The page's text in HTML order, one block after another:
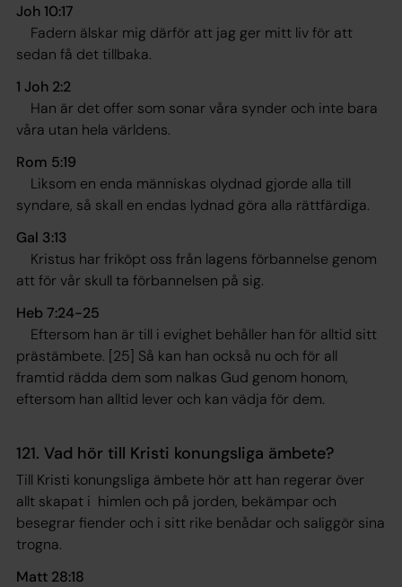
Joh 10:17
Fadern älskar mig därför att jag ger mitt liv för att
sedan få det tillbaka.
1 Joh 2:2
Han är det offer som sonar våra synder och inte bara
våra utan hela världens.
Rom 5:19
Liksom en enda människas olydnad gjorde alla till
syndare, så skall en endas lydnad göra alla rättfärdiga.
Gal 3:13
Kristus har friköpt oss från lagens förbannelse genom
att för vår skull ta förbannelsen på sig.
Heb 7:24-25
Eftersom han är till i evighet behåller han för alltid sitt
prästämbete. [25] Så kan han också nu och för all
framtid rädda dem som nalkas Gud genom honom,
eftersom han alltid lever och kan vädja för dem.
121. Vad hör till Kristi konungsliga ämbete?
Till Kristi konungsliga ämbete hör att han regerar över
allt skapat i himlen och på jorden, bekämpar och
besegrar fiender och i sitt rike benådar och saliggör sina
trogna.
Matt 28:18